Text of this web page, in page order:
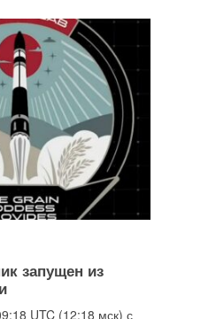
запущен из
UTC (12:18 мск) с